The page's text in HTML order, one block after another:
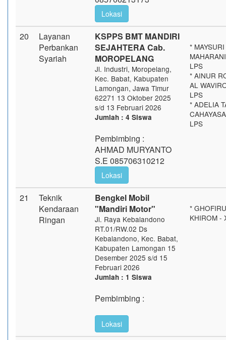
Lokasi
20
Layanan
Perbankan
Syariah
KSPPS BMT MANDIRI
SEJAHTERA Cab.
MOROPELANG
Jl. Industri, Moropelang,
Kec. Babat, Kabupaten
Lamongan, Jawa Timur
62271 13 Oktober 2025
s/d 13 Februari 2026
Jumlah : 4 Siswa
Pembimbing :
AHMAD MURYANTO
S.E 085706310212
Lokasi
*
LPS
* AINUR
AL
LPS
* ADELIA
LPS
21
Teknik
Kendaraan
Ringan
Bengkel Mobil
"Mandiri Motor"
Jl. Raya Kebalandono
RT.01/RW.02 Ds
Kebalandono, Kec. Babat,
Kabupaten Lamongan 15
Desember 2025 s/d 15
Februari 2026
Jumlah : 1 Siswa
Pembimbing :
Lokasi
*
KHIROM -